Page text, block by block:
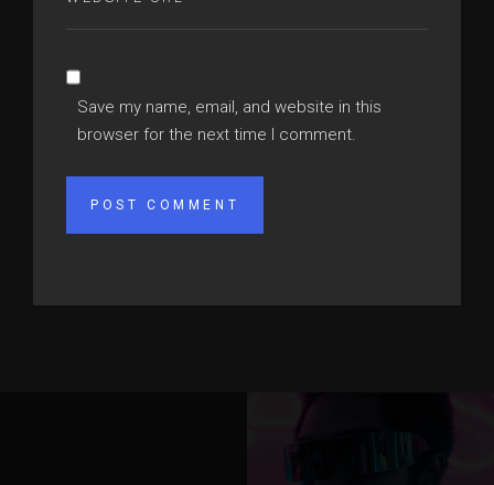
Save my name, email, and website in this
browser for the next time I comment.